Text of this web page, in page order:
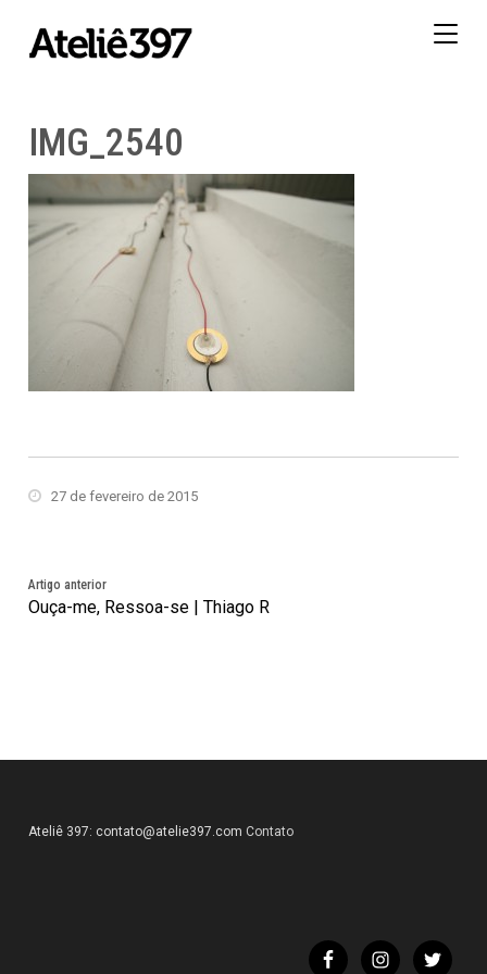
IMG_2540
27 de fevereiro de 2015
Artigo anterior
Ouça-me, Ressoa-se | Thiago R
Ateliê 397: contato@atelie397.com Contato